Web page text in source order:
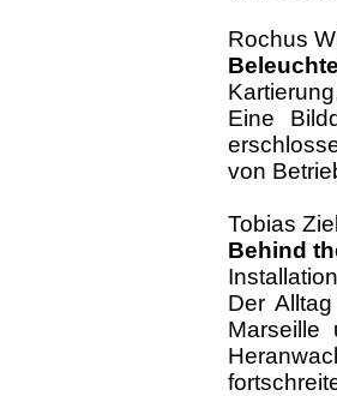
Rochus
Eine
von
Tobias
Behind
Der
Marseille